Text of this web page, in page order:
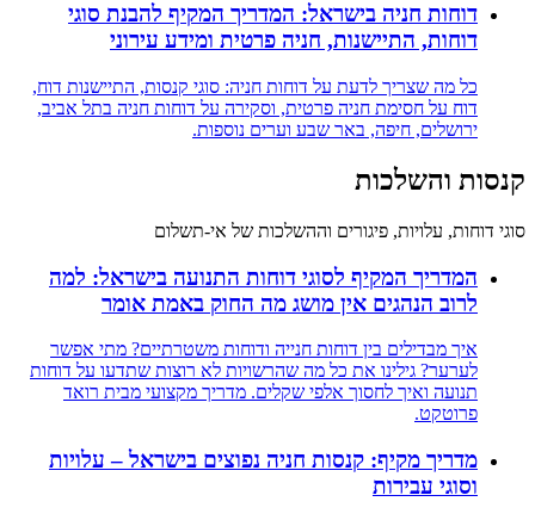
דוחות חניה בישראל: המדריך המקיף להבנת סוגי
דוחות, התיישנות, חניה פרטית ומידע עירוני
כל מה שצריך לדעת על דוחות חניה: סוגי קנסות, התיישנות דוח,
דוח על חסימת חניה פרטית, וסקירה על דוחות חניה בתל אביב,
ירושלים, חיפה, באר שבע וערים נוספות.
קנסות והשלכות
סוגי דוחות, עלויות, פיגורים וההשלכות של אי-תשלום
המדריך המקיף לסוגי דוחות התנועה בישראל: למה
לרוב הנהגים אין מושג מה החוק באמת אומר
איך מבדילים בין דוחות חנייה ודוחות משטרתיים? מתי אפשר
לערער? גילינו את כל מה שהרשויות לא רוצות שתדעו על דוחות
תנועה ואיך לחסוך אלפי שקלים. מדריך מקצועי מבית רואד
פרוטקט.
מדריך מקיף: קנסות חניה נפוצים בישראל – עלויות
וסוגי עבירות